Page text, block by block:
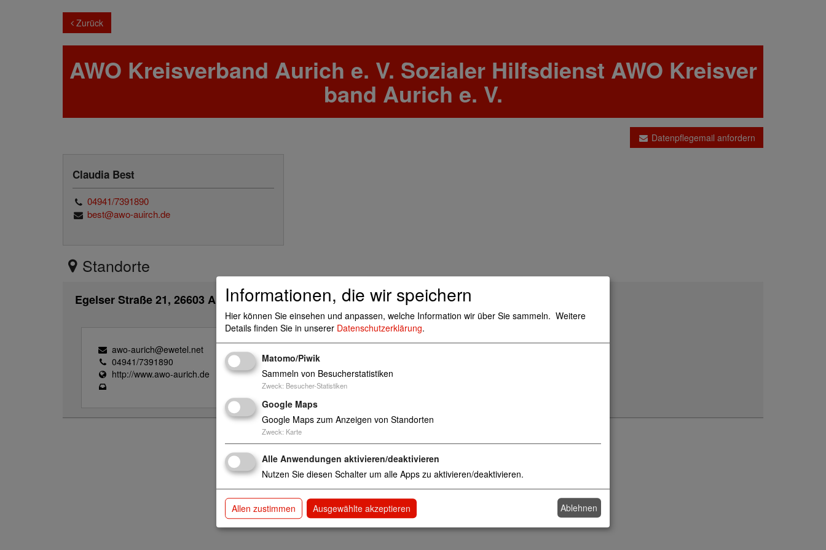
Zurück
AWO Kreisverband Aurich e. V. Sozialer Hilfsdienst AWO Kreisver
band Aurich e. V.
Datenpflegemail anfordern
Claudia Best
04941/7391890
best@awo-auirch.de
Standorte
Egelser Straße 21, 26603 Aurich
awo-aurich@ewetel.net
04941/7391890
http://www.awo-aurich.de
Informationen, die wir speichern
Hier können Sie einsehen und anpassen, welche Information wir über Sie sammeln. Weitere
Details finden Sie in unserer Datenschutzerklärung.
Matomo/Piwik
Sammeln von Besucherstatistiken
Zweck: Besucher-Statistiken
Google Maps
Google Maps zum Anzeigen von Standorten
Zweck: Karte
Alle Anwendungen aktivieren/deaktivieren
Nutzen Sie diesen Schalter um alle Apps zu aktivieren/deaktivieren.
Allen zustimmen Ausgewählte akzeptieren Ablehnen